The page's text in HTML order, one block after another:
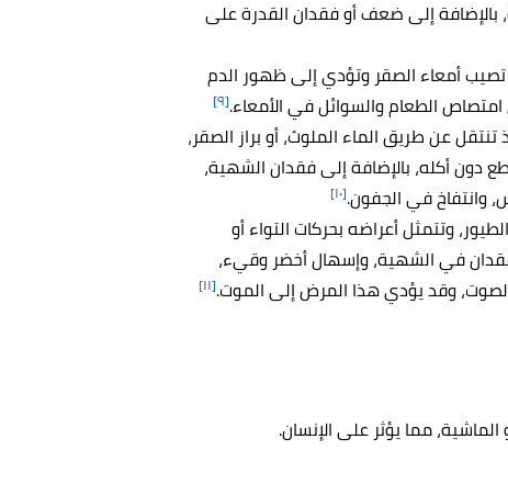
بالإضافة إلى ضعف أو فقدان القدرة على
أمعاء الصقر وتؤدي إلى ظهور الدم
الطعام والسوائل في الأمعاء.[٩]
عن طريق الماء الملوث، أو براز الصقر،
دون أكله، بالإضافة إلى فقدان الشهية،
وانتفاخ في الجفون.[١٠]
وتتمثل أعراضه بحركات التواء أو
في الشهية، وإسهال أخضر وقيء،
الصوت، وقد يؤدي هذا المرض إلى الموت.[١١]
الماشية، مما يؤثر على الإنسان.